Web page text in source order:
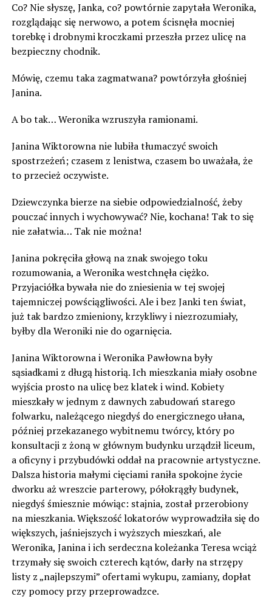
Co? Nie słyszę, Janka, co? powtórnie zapytała Weronika,
rozglądając się nerwowo, a potem ścisnęła mocniej
torebkę i drobnymi kroczkami przeszła przez ulicę na
bezpieczny chodnik.
Mówię, czemu taka zagmatwana? powtórzyła głośniej
Janina.
A bo tak… Weronika wzruszyła ramionami.
Janina Wiktorowna nie lubiła tłumaczyć swoich
spostrzeżeń; czasem z lenistwa, czasem bo uważała, że
to przecież oczywiste.
Dziewczynka bierze na siebie odpowiedzialność, żeby
pouczać innych i wychowywać? Nie, kochana! Tak to się
nie załatwia… Tak nie można!
Janina pokręciła głową na znak swojego toku
rozumowania, a Weronika westchnęła ciężko.
Przyjaciółka bywała nie do zniesienia w tej swojej
tajemniczej powściągliwości. Ale i bez Janki ten świat,
już tak bardzo zmieniony, krzykliwy i niezrozumiały,
byłby dla Weroniki nie do ogarnięcia.
Janina Wiktorowna i Weronika Pawłowna były
sąsiadkami z długą historią. Ich mieszkania miały osobne
wyjścia prosto na ulicę bez klatek i wind. Kobiety
mieszkały w jednym z dawnych zabudowań starego
folwarku, należącego niegdyś do energicznego ułana,
później przekazanego wybitnemu twórcy, który po
konsultacji z żoną w głównym budynku urządził liceum,
a oficyny i przybudówki oddał na pracownie artystyczne.
Dalsza historia małymi cięciami raniła spokojne życie
dworku aż wreszcie parterowy, półokrągły budynek,
niegdyś śmiesznie mówiąc: stajnia, został przerobiony
na mieszkania. Większość lokatorów wyprowadziła się do
większych, jaśniejszych i wyższych mieszkań, ale
Weronika, Janina i ich serdeczna koleżanka Teresa wciąż
trzymały się swoich czterech kątów, darły na strzępy
listy z „najlepszymi” ofertami wykupu, zamiany, dopłat
czy pomocy przy przeprowadzce.